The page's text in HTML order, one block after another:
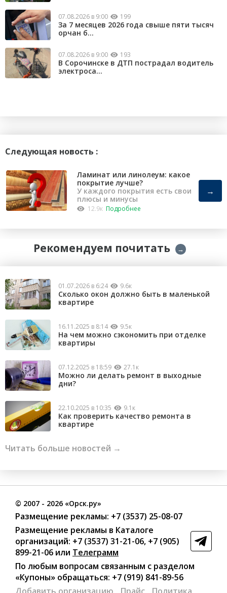
07.08.2026 в 9:00 199
За 7 месяцев 2026 года свыше пяти тысяч
орчан б...
07.08.2026 в 9:00 193
В Сорочинске в ДТП пострадал водитель
электроса...
Следующая новость :
Ламинат или линолеум: какое
покрытие лучше?
У каждого покрытия есть свои
плюсы и минусы
12.9к Подробнее
→
Рекомендуем почитать →
01.07.2026 в 6:24 9.6к
Сколько окон должно быть в маленькой
квартире
16.11.2025 в 8:14 9.5к
На чем можно сэкономить при отделке
квартиры
07.12.2025 в 18:59 27.1к
Можно ли делать ремонт в выходные
дни?
22.10.2025 в 10:35 9.1к
Как проверить качество ремонта в
квартире
Читать больше новостей →
© 2007 - 2026 «Орск.ру»
Размещение рекламы: +7 (3537) 25-08-07
Размещение рекламы в Каталоге
организаций: +7 (3537) 31-21-06, +7 (905)
899-21-06 или Телеграмм
По любым вопросам связанным с разделом
«Купоны» обращаться: +7 (919) 841-89-56